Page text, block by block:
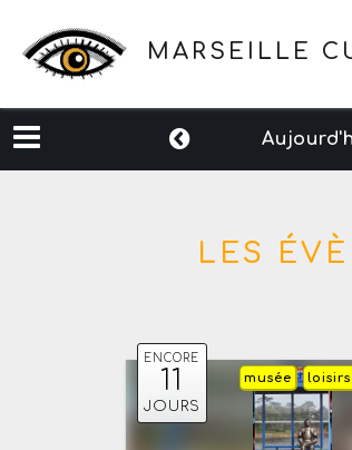
MARSEILLE
LES
ENCORE
11
JOURS
loisirs
musée